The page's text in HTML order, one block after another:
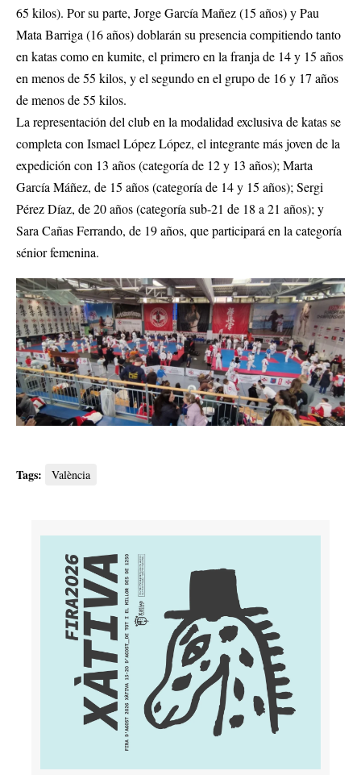
65 kilos). Por su parte, Jorge García Mañez (15 años) y Pau
Mata Barriga (16 años) doblarán su presencia compitiendo tanto
en katas como en kumite, el primero en la franja de 14 y 15 años
en menos de 55 kilos, y el segundo en el grupo de 16 y 17 años
de menos de 55 kilos.
La representación del club en la modalidad exclusiva de katas se
completa con Ismael López López, el integrante más joven de la
expedición con 13 años (categoría de 12 y 13 años); Marta
García Máñez, de 15 años (categoría de 14 y 15 años); Sergi
Pérez Díaz, de 20 años (categoría sub-21 de 18 a 21 años); y
Sara Cañas Ferrando, de 19 años, que participará en la categoría
sénior femenina.
Tags: València